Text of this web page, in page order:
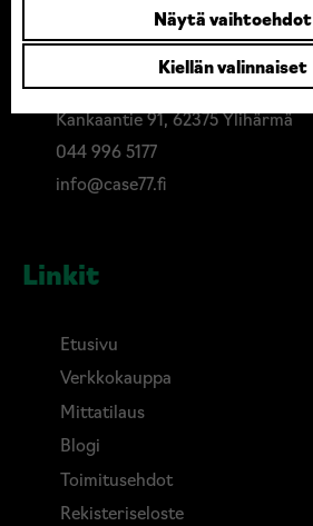
Ota yhteyttä
Case77 / MusterTek Oy
Kankaantie 91, 62375 Ylihärmä
044 996 5177
info@case77.fi
Linkit
Etusivu
Toimitusehdot
Verkkokauppa
Rekisteriseloste
Mittatilaus
Blogi
Näytä vaihtoehdot
Kiellän valinnaiset